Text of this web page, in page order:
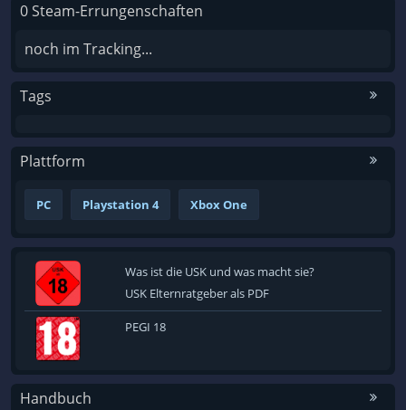
0 Steam-Errungenschaften
noch im Tracking...
Tags
Plattform
PC Playstation 4 Xbox One
Was ist die USK und was macht sie?
USK Elternratgeber als PDF
PEGI 18
Handbuch